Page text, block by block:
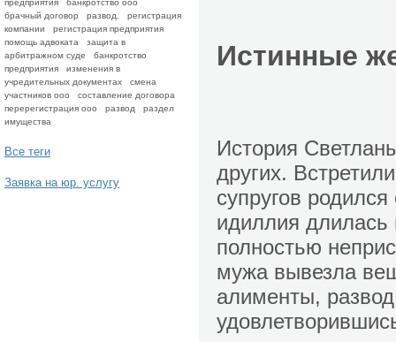
предприятия
банкротство ооо
брачный договор
развод.
регистрация
компании
регистрация предприятия
помощь адвоката
защита в
арбитражном суде
банкротство
предприятия
изменения в
учредительных документах
смена
участников ооо
составление договора
перерегистрация ооо
развод
раздел
имущества
Все теги
Заявка на юр. услугу
Истинные
История
других.
супругов
идиллия длилась
полностью
мужа вывезла
алименты,